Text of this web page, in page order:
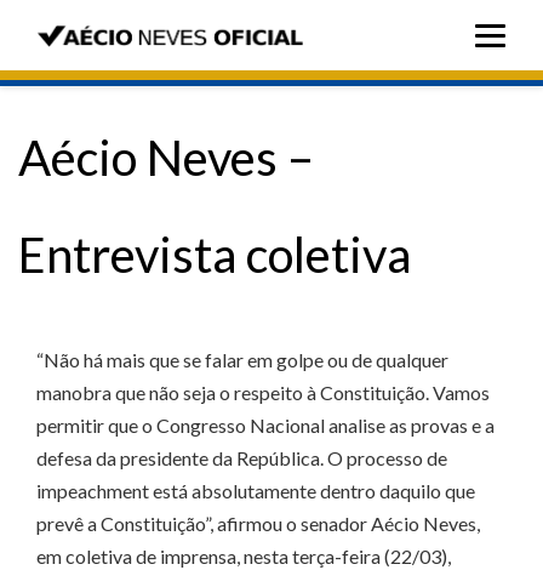
Aécio Neves –
Entrevista coletiva
“Não há mais que se falar em golpe ou de qualquer
manobra que não seja o respeito à Constituição. Vamos
permitir que o Congresso Nacional analise as provas e a
defesa da presidente da República. O processo de
impeachment está absolutamente dentro daquilo que
prevê a Constituição”, afirmou o senador Aécio Neves,
em coletiva de imprensa, nesta terça-feira (22/03),